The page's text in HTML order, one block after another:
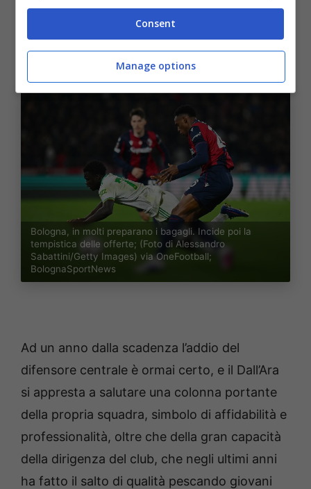
ancora per una stagione la maglia del
Bologna, coadiuvato dagli introiti dell’Europa
Bologna, in molti preparano i bagagli. Incide poi la
tempistica delle offerte; (Foto di Alessandro
Sabattini/Getty Images) via OneFootball;
BolognaSportNews
Ad un anno dalla scadenza l’addio del
difensore centrale è ormai certo, e il Dall’Ara
si appresta a salutare una colonna portante
della propria squadra, simbolo di affidabilità e
professionalità, oltre che della gran capacità
della dirigenza del club, che negli ultimi anni
ha fatto il salto di qualità pescando giovani
Consent
Manage options